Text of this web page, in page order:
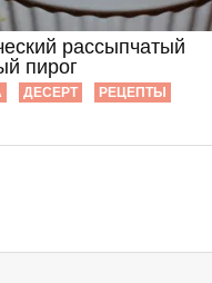
рассыпчатый
пирог
ДЕСЕРТ РЕЦЕПТЫ